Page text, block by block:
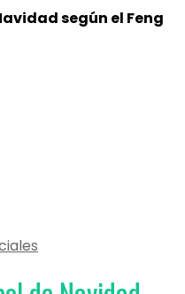
según el Feng